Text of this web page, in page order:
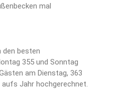
mal
den besten
355 und Sonntag
am Dienstag, 363
aufs Jahr hochgerechnet.